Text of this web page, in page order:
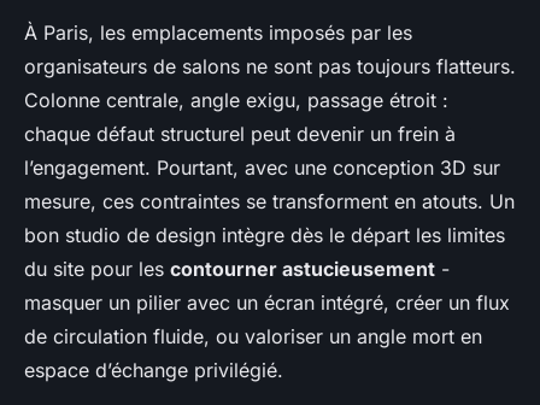
À Paris, les emplacements imposés par les
organisateurs de salons ne sont pas toujours flatteurs.
Colonne centrale, angle exigu, passage étroit :
chaque défaut structurel peut devenir un frein à
l’engagement. Pourtant, avec une conception 3D sur
mesure, ces contraintes se transforment en atouts. Un
bon studio de design intègre dès le départ les limites
du site pour les contourner astucieusement -
masquer un pilier avec un écran intégré, créer un flux
de circulation fluide, ou valoriser un angle mort en
espace d’échange privilégié.